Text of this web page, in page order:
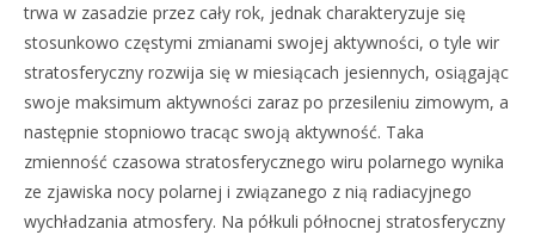
trwa w zasadzie przez cały rok, jednak charakteryzuje się
stosunkowo częstymi zmianami swojej aktywności, o tyle wir
stratosferyczny rozwija się w miesiącach jesiennych, osiągając
swoje maksimum aktywności zaraz po przesileniu zimowym, a
następnie stopniowo tracąc swoją aktywność. Taka
zmienność czasowa stratosferycznego wiru polarnego wynika
ze zjawiska nocy polarnej i związanego z nią radiacyjnego
wychładzania atmosfery. Na półkuli północnej stratosferyczny